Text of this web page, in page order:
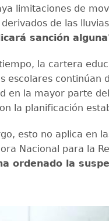
limitaciones de
de las
sanción alguna
la cartera
escolares continúan
en la mayor parte
la planificación
esto no aplica en
Nacional para la
ordenado la